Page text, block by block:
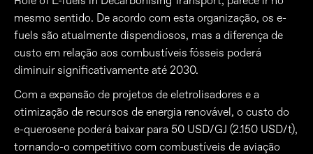
mesmo sentido. De acordo com esta organização, os e-
fuels são atualmente dispendiosos, mas a diferença de
custo em relação aos combustíveis fósseis poderá
diminuir significativamente até 2030.
Com a expansão de projetos de eletrolisadores e a
otimização de recursos de energia renovável, o custo do
e-querosene poderá baixar para 50 USD/GJ (2.150 USD/t),
tornando-o competitivo com combustíveis de aviação